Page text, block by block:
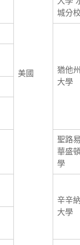
美國
城分
猶他
大學
聖路
華盛
學
辛辛
大學